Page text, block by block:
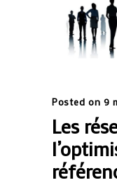
Posted on 9
Les